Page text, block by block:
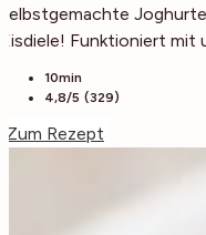
selbstgemachte
Eisdiele! Funktioniert mit
10min
4,8/5 (329)
Zum Rezept